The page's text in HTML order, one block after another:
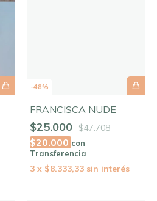
-48%
FRANCISCA NUDE
$25.000 $47.708
$20.000 con
Transferencia
3 x $8.333,33 sin interés